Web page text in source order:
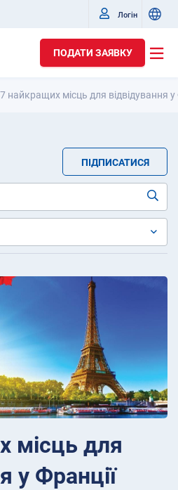
Логін
ПОДАТИ ЗАЯВКУ
7 найкращих місць для відвідування у
ПІДПИСАТИСЯ
місць для
у Франції